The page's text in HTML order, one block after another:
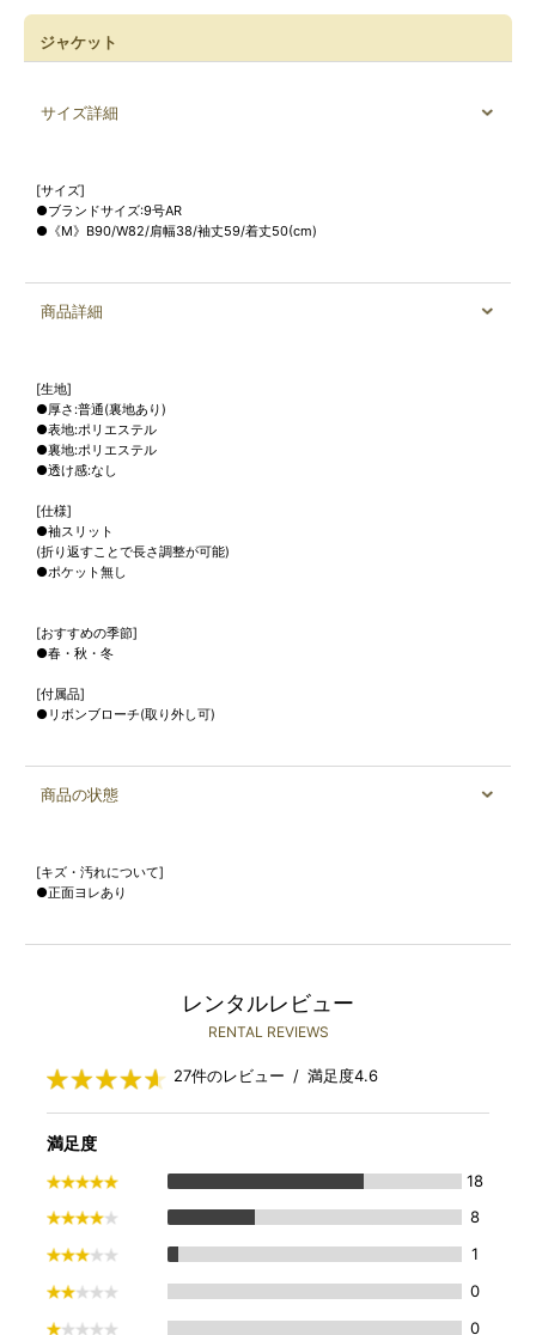
ジャケット
サイズ詳細
[サイズ]
●ブランドサイズ:9号AR
●《M》B90/W82/肩幅38/袖丈59/着丈50(cm)
商品詳細
[生地]
●厚さ:普通(裏地あり)
●表地:ポリエステル
●裏地:ポリエステル
●透け感:なし
[仕様]
●袖スリット
(折り返すことで長さ調整が可能)
●ポケット無し
[おすすめの季節]
●春・秋・冬
[付属品]
●リボンブローチ(取り外し可)
商品の状態
[キズ・汚れについて]
●正面ヨレあり
レンタルレビュー
RENTAL REVIEWS
27件のレビュー / 満足度4.6
満足度
18
8
1
0
0